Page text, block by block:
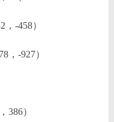
-458）
，-927）
386）